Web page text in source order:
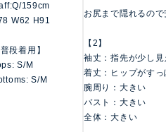
159cm
W62 H91
普段着用】
S/M
S/M
お尻まで隠れるので
【2】
袖丈：指先が少し見
着丈：ヒップがす
腕周り：大きい
バスト：大きい
全体：大きい